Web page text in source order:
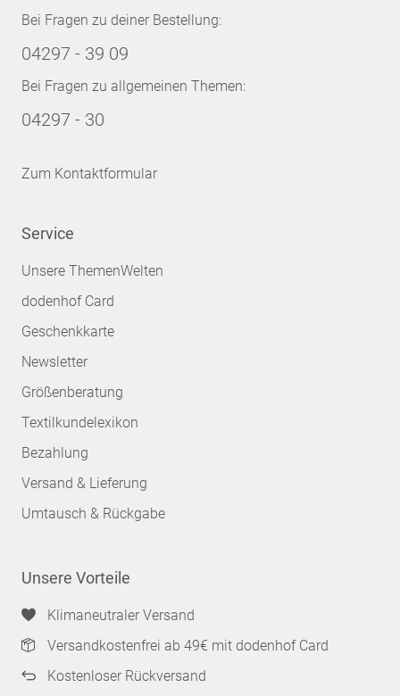
Bei Fragen zu deiner Bestellung:
04297 - 39 09
Bei Fragen zu allgemeinen Themen:
04297 - 30
Zum Kontaktformular
Service
Unsere ThemenWelten
dodenhof Card
Geschenkkarte
Newsletter
Größenberatung
Textilkundelexikon
Bezahlung
Versand & Lieferung
Umtausch & Rückgabe
Unsere Vorteile
Klimaneutraler Versand
Versandkostenfrei ab 49€ mit dodenhof Card
Kostenloser Rückversand